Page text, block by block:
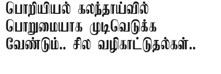
பொறியியல் கலந்தாய்வில்
பொறுமையாக முடிவெடுக்க
வேண்டும்.. சில வழிகாட்டுதல்கள்..